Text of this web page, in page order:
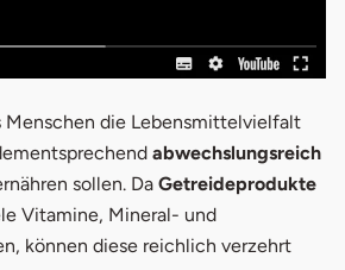
Menschen die Lebensmittelvielfalt
abwechslungsreich
sollen. Da Getreideprodukte
Vitamine, Mineral- und
können diese reichlich verzehrt